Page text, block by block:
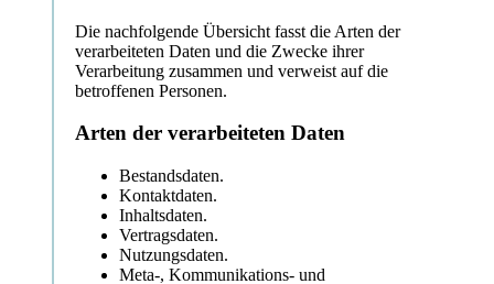
Die nachfolgende Übersicht fasst die Arten der
verarbeiteten Daten und die Zwecke ihrer
Verarbeitung zusammen und verweist auf die
betroffenen Personen.
Arten der verarbeiteten Daten
Bestandsdaten.
Kontaktdaten.
Inhaltsdaten.
Vertragsdaten.
Nutzungsdaten.
Meta-, Kommunikations- und